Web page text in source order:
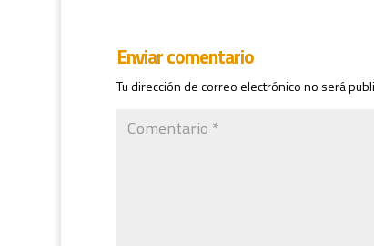
Enviar comentario
Tu dirección de correo electrónico no será